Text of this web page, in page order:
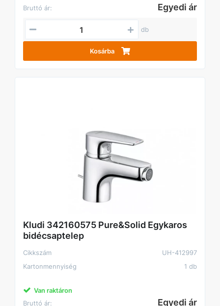
Bruttó ár:
Egyedi ár
db
Kosárba
Kludi 342160575 Pure&Solid Egykaros
bidécsaptelep
Cikkszám
UH-412997
Kartonmennyiség
1 db
Van raktáron
Bruttó ár:
Egyedi ár